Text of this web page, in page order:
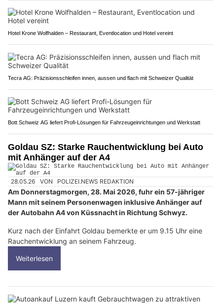
Hotel Krone Wolfhalden – Restaurant, Eventlocation und Hotel vereint
Tecra AG: Präzisionsschleifen innen, aussen und flach mit Schweizer Qualität
Bott Schweiz AG liefert Profi-Lösungen für Fahrzeugeinrichtungen und Werkstatt
Goldau SZ: Starke Rauchentwicklung bei Auto
mit Anhänger auf der A4
28.05.26 VON POLIZEI.NEWS REDAKTION
Am Donnerstagmorgen, 28. Mai 2026, fuhr ein 57-jähriger
Mann mit seinem Personenwagen inklusive Anhänger auf
der Autobahn A4 von Küssnacht in Richtung Schwyz.
Kurz nach der Einfahrt Goldau bemerkte er um 9.15 Uhr eine
Rauchentwicklung an seinem Fahrzeug.
Weiterlesen